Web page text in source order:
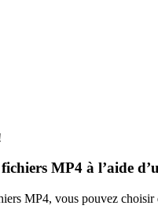
MP4 à l’aide
MP4, vous pouvez